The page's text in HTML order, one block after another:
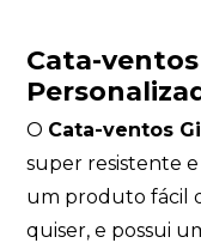
Cata-
O Cata-ventos
super resistente
um produto fácil
quiser, e possui